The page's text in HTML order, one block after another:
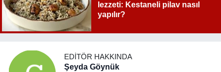
lezzeti: Kestaneli pilav nasıl
yapılır?
EDITÖR HAKKINDA
Şeyda Göynük